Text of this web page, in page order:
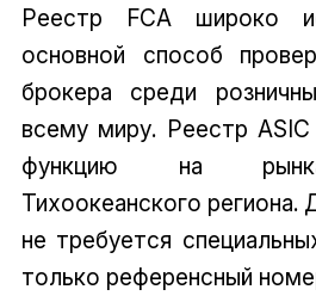
Реестр FCA широко
основной способ
брокера среди
всему миру. Реестр
функцию на
Тихоокеанского региона.
не требуется
только референсный